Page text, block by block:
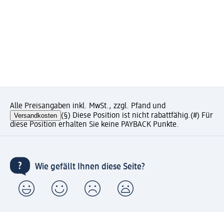
Alle Preisangaben inkl. MwSt., zzgl. Pfand und
Versandkosten (§) Diese Position ist nicht rabattfähig.(#) Für
diese Position erhalten Sie keine PAYBACK Punkte.
Wie gefällt Ihnen diese Seite?